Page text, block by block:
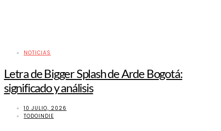
NOTICIAS
Letra de Bigger Splash de Arde Bogotá:
significado y análisis
10 JULIO, 2026
TODOINDIE